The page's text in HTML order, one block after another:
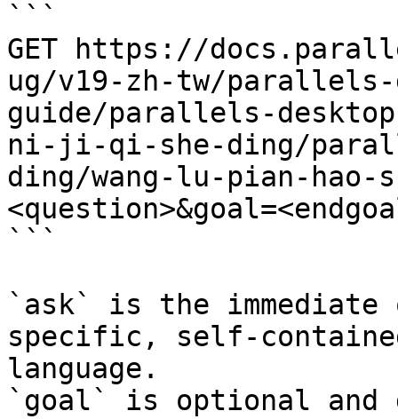
```
GET https://
ug/v19-zh-tw/parallels-
guide/parallels-
ni-ji-qi-she-ding/
ding/wang-lu-pian-hao-
```
`ask` is the
specific, self-
language.
`goal` is optional and